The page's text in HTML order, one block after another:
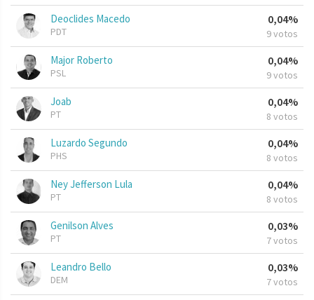
Deoclides Macedo
PDT
0,04%
9 votos
Major Roberto
PSL
0,04%
9 votos
Joab
PT
0,04%
8 votos
Luzardo Segundo
PHS
0,04%
8 votos
Ney Jefferson Lula
PT
0,04%
8 votos
Genilson Alves
PT
0,03%
7 votos
Leandro Bello
DEM
0,03%
7 votos